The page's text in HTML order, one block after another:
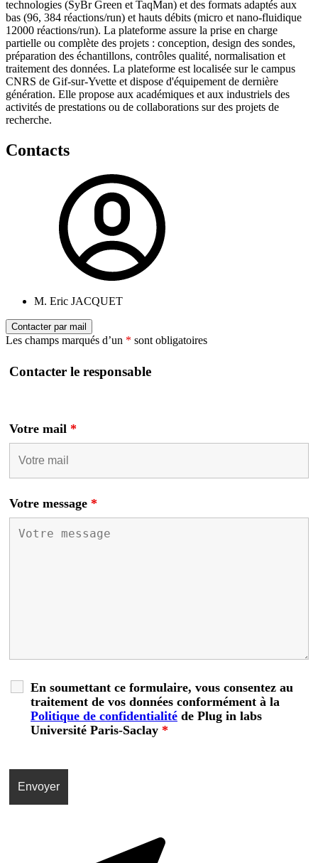
technologies (SyBr Green et TaqMan) et des formats adaptés aux
bas (96, 384 réactions/run) et hauts débits (micro et nano-fluidique
12000 réactions/run). La plateforme assure la prise en charge
partielle ou complète des projets : conception, design des sondes,
préparation des échantillons, contrôles qualité, normalisation et
traitement des données. La plateforme est localisée sur le campus
CNRS de Gif-sur-Yvette et dispose d'équipement de dernière
génération. Elle propose aux académiques et aux industriels des
activités de prestations ou de collaborations sur des projets de
recherche.
Contacts
M. Eric JACQUET
Contacter par mail
Les champs marqués d’un * sont obligatoires
Contacter le responsable
Votre mail *
Votre message *
En soumettant ce formulaire, vous consentez au
traitement de vos données conformément à la
Politique de confidentialité de Plug in labs
Université Paris-Saclay *